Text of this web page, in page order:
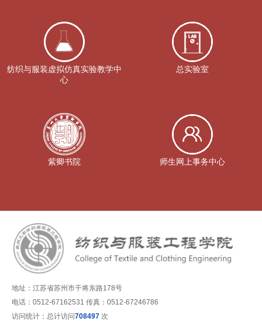
纺织与服装虚拟仿真实验教学中
心
总实验室
紫卿书院 师生网上事务中心
地址：江苏省苏州市干将东路178号
电话：0512-67162531 传真：0512-67246786
访问统计：总计访问708497 次